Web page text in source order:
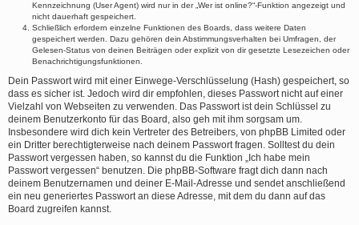
Kennzeichnung (User Agent) wird nur in der „Wer ist online?“-Funktion angezeigt und
nicht dauerhaft gespeichert.
Schließlich erfordern einzelne Funktionen des Boards, dass weitere Daten
gespeichert werden. Dazu gehören dein Abstimmungsverhalten bei Umfragen, der
Gelesen-Status von deinen Beiträgen oder explizit von dir gesetzte Lesezeichen oder
Benachrichtigungsfunktionen.
Dein Passwort wird mit einer Einwege-Verschlüsselung (Hash) gespeichert, so
dass es sicher ist. Jedoch wird dir empfohlen, dieses Passwort nicht auf einer
Vielzahl von Webseiten zu verwenden. Das Passwort ist dein Schlüssel zu
deinem Benutzerkonto für das Board, also geh mit ihm sorgsam um.
Insbesondere wird dich kein Vertreter des Betreibers, von phpBB Limited oder
ein Dritter berechtigterweise nach deinem Passwort fragen. Solltest du dein
Passwort vergessen haben, so kannst du die Funktion „Ich habe mein
Passwort vergessen“ benutzen. Die phpBB-Software fragt dich dann nach
deinem Benutzernamen und deiner E-Mail-Adresse und sendet anschließend
ein neu generiertes Passwort an diese Adresse, mit dem du dann auf das
Board zugreifen kannst.